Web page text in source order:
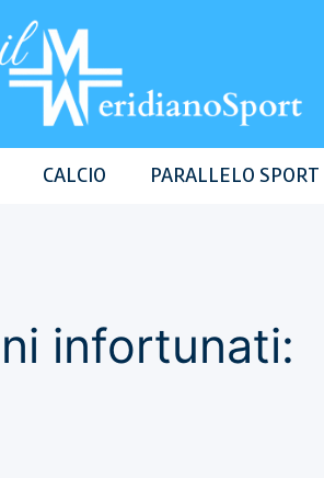
CALCIO PARALLELO SPORT
infortunati: